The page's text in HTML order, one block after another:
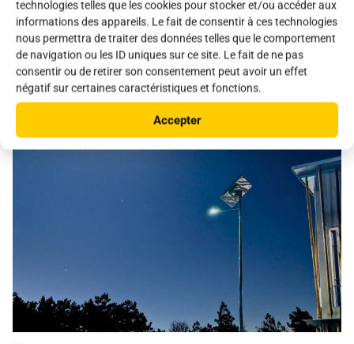
technologies telles que les cookies pour stocker et/ou accéder aux
informations des appareils. Le fait de consentir à ces technologies
nous permettra de traiter des données telles que le comportement
de navigation ou les ID uniques sur ce site. Le fait de ne pas
consentir ou de retirer son consentement peut avoir un effet
négatif sur certaines caractéristiques et fonctions.
Accepter
Comment choisir un lampadaire solaire
professionnel pour un parking ou une voirie ?